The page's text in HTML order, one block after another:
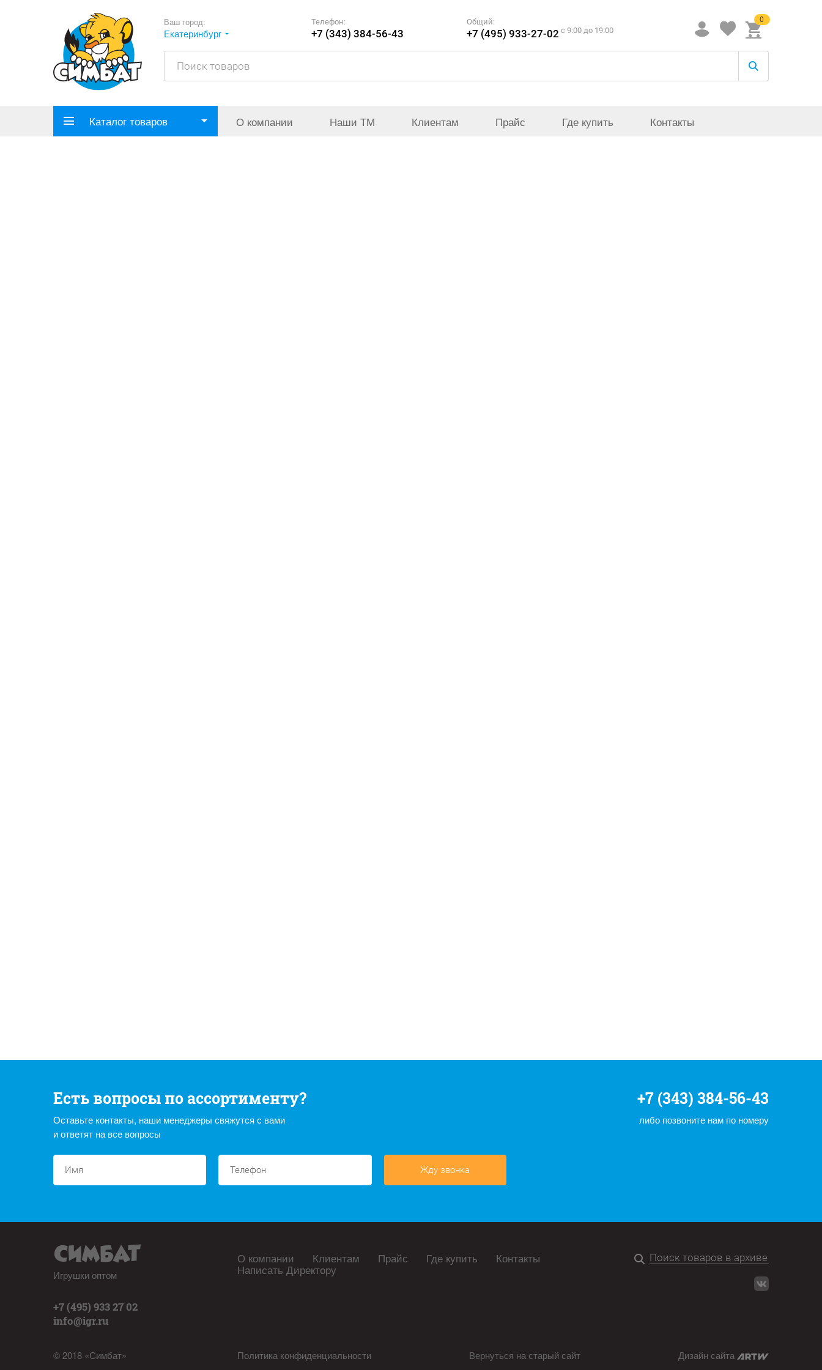
Ваш город:
Екатеринбург
Телефон:
+7 (343) 384-56-43
Общий:
+7 (495) 933-27-02 c 9:00 до 19:00
0
Каталог товаров О компании Наши ТМ Клиентам Прайс Где купить Контакты
Есть вопросы по ассортименту?
Оставьте контакты, наши менеджеры свяжутся с вами
и ответят на все вопросы
+7 (343) 384-56-43
либо позвоните нам по номеру
Жду звонка
Игрушки оптом
+7 (495) 933 27 02
info@igr.ru
© 2018 «Симбат»
О компании Клиентам Прайс Где купить Контакты
Написать Директору
Политика конфиденциальности Вернуться на старый сайт Дизайн сайта